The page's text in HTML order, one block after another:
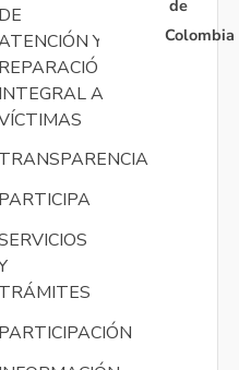
DE
Y
REPARACIÓN
INTEGRAL A
TRANSPARENCIA
PARTICIPA
TRÁMITES
PARTICIPACIÓN
de
Colombia